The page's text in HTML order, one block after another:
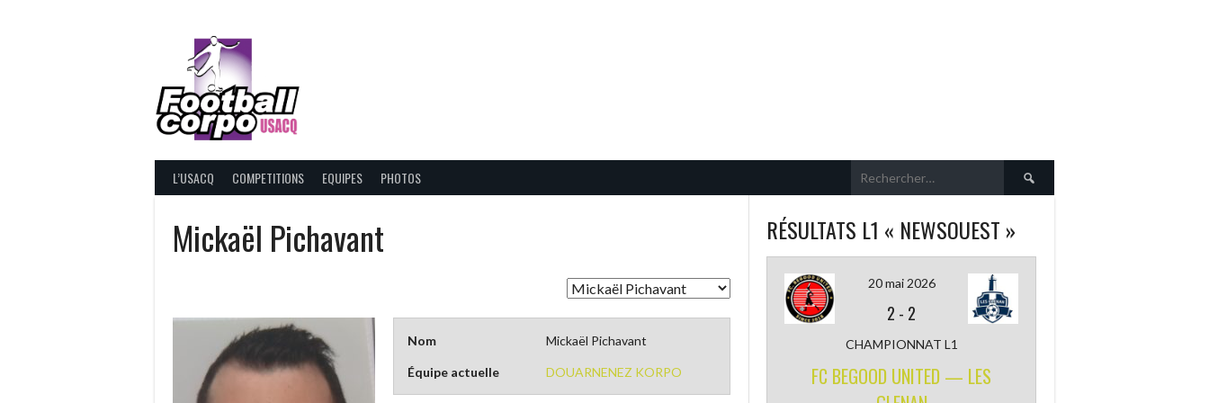
L’USACQ COMPETITIONS EQUIPES PHOTOS Rechercher :
Mickaël Pichavant
Nom Mickaël Pichavant
Équipe actuelle DOUARNENEZ KORPO
RÉSULTATS L1 « NEWSOUEST »
20 mai 2026
2 - 2
CHAMPIONNAT L1
FC BEGOOD UNITED — LES